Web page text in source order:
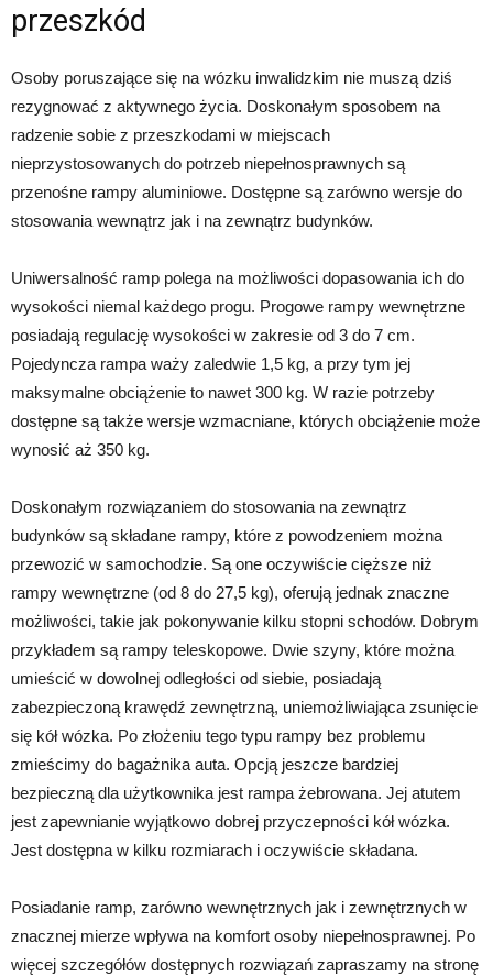
przeszkód
Osoby poruszające się na wózku inwalidzkim nie muszą dziś
rezygnować z aktywnego życia. Doskonałym sposobem na
radzenie sobie z przeszkodami w miejscach
nieprzystosowanych do potrzeb niepełnosprawnych są
przenośne rampy aluminiowe. Dostępne są zarówno wersje do
stosowania wewnątrz jak i na zewnątrz budynków.
Uniwersalność ramp polega na możliwości dopasowania ich do
wysokości niemal każdego progu. Progowe rampy wewnętrzne
posiadają regulację wysokości w zakresie od 3 do 7 cm.
Pojedyncza rampa waży zaledwie 1,5 kg, a przy tym jej
maksymalne obciążenie to nawet 300 kg. W razie potrzeby
dostępne są także wersje wzmacniane, których obciążenie może
wynosić aż 350 kg.
Doskonałym rozwiązaniem do stosowania na zewnątrz
budynków są składane rampy, które z powodzeniem można
przewozić w samochodzie. Są one oczywiście cięższe niż
rampy wewnętrzne (od 8 do 27,5 kg), oferują jednak znaczne
możliwości, takie jak pokonywanie kilku stopni schodów. Dobrym
przykładem są rampy teleskopowe. Dwie szyny, które można
umieścić w dowolnej odległości od siebie, posiadają
zabezpieczoną krawędź zewnętrzną, uniemożliwiająca zsunięcie
się kół wózka. Po złożeniu tego typu rampy bez problemu
zmieścimy do bagażnika auta. Opcją jeszcze bardziej
bezpieczną dla użytkownika jest rampa żebrowana. Jej atutem
jest zapewnianie wyjątkowo dobrej przyczepności kół wózka.
Jest dostępna w kilku rozmiarach i oczywiście składana.
Posiadanie ramp, zarówno wewnętrznych jak i zewnętrznych w
znacznej mierze wpływa na komfort osoby niepełnosprawnej. Po
więcej szczegółów dostępnych rozwiązań zapraszamy na stronę